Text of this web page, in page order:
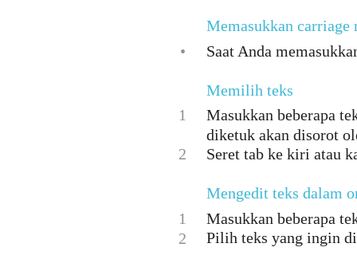
Memasukkan carriage
•
Saat Anda
Memilih teks
1
Masukkan beberapa
diketuk akan disorot
2
Seret tab ke kiri atau
Mengedit teks dalam
1
Masukkan beberapa
2
Pilih teks yang ingin